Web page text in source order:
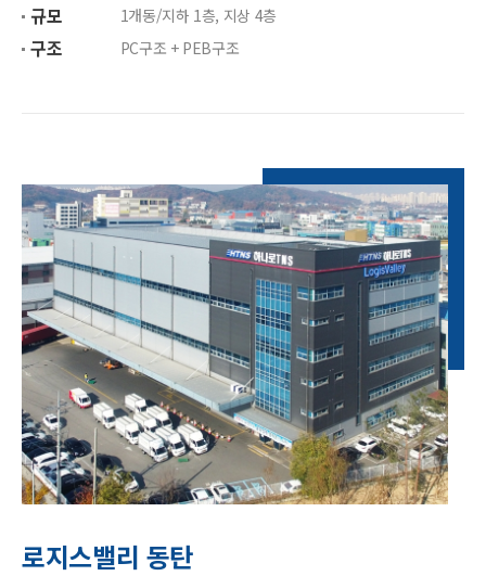
규모 1개동/지하 1층, 지상 4층
구조 PC구조 + PEB구조
로지스밸리 동탄